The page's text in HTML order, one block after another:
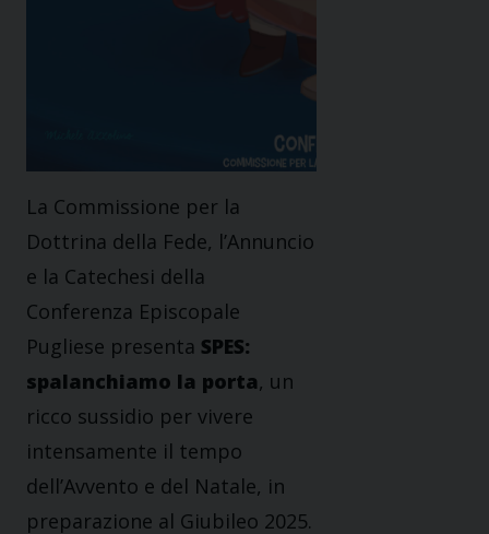
La Commissione per la
Dottrina della Fede, l’Annuncio
e la Catechesi della
Conferenza Episcopale
Pugliese presenta SPES:
spalanchiamo la porta, un
ricco sussidio per vivere
intensamente il tempo
dell’Avvento e del Natale, in
preparazione al Giubileo 2025.